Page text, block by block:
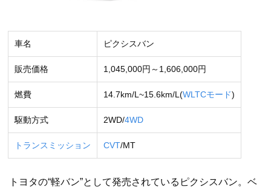
車名 ピクシスバン
販売価格 1,045,000円～1,606,000円
燃費 14.7km/L~15.6km/L(WLTCモード)
駆動方式 2WD/4WD
トランスミッション CVT/MT
トヨタの“軽バン”として発売されているピクシスバン。ベ